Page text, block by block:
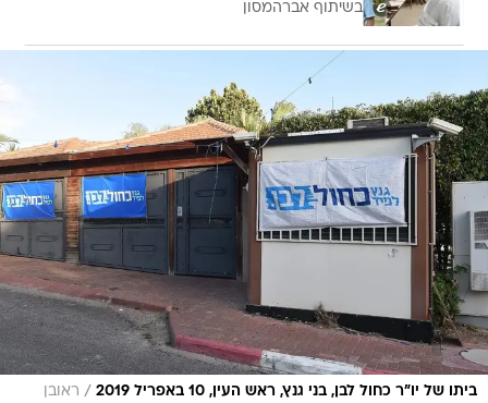
בשיתוף אברהמסון
ביתו של יו"ר כחול לבן, בני גנץ, ראש העין, 10 באפריל 2019 / ראובן